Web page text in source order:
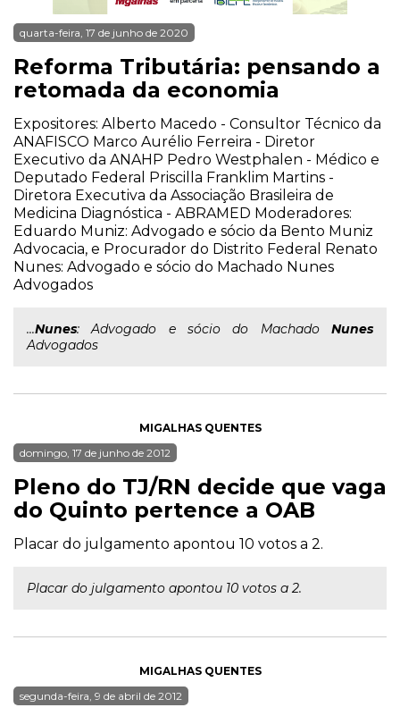
quarta-feira, 17 de junho de 2020
Reforma Tributária: pensando a
retomada da economia
Expositores: Alberto Macedo - Consultor Técnico da
ANAFISCO Marco Aurélio Ferreira - Diretor
Executivo da ANAHP Pedro Westphalen - Médico e
Deputado Federal Priscilla Franklim Martins -
Diretora Executiva da Associação Brasileira de
Medicina Diagnóstica - ABRAMED Moderadores:
Eduardo Muniz: Advogado e sócio da Bento Muniz
Advocacia, e Procurador do Distrito Federal Renato
Nunes: Advogado e sócio do Machado Nunes
Advogados
...Nunes: Advogado e sócio do Machado Nunes
Advogados
MIGALHAS QUENTES
domingo, 17 de junho de 2012
Pleno do TJ/RN decide que vaga
do Quinto pertence a OAB
Placar do julgamento apontou 10 votos a 2.
Placar do julgamento apontou 10 votos a 2.
MIGALHAS QUENTES
segunda-feira, 9 de abril de 2012